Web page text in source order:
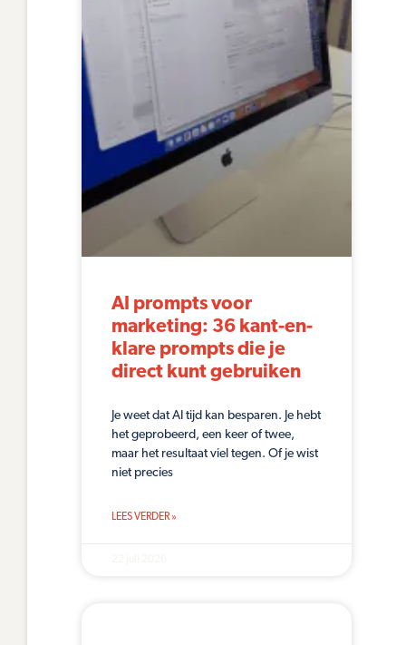
AI prompts voor
marketing: 36 kant-en-
klare prompts die je
direct kunt gebruiken
Je weet dat AI tijd kan besparen. Je hebt
het geprobeerd, een keer of twee,
maar het resultaat viel tegen. Of je wist
niet precies
LEES VERDER »